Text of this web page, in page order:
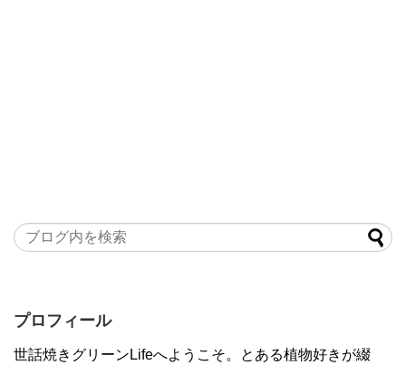
プロフィール
世話焼きグリーンLifeへようこそ。とある植物好きが綴